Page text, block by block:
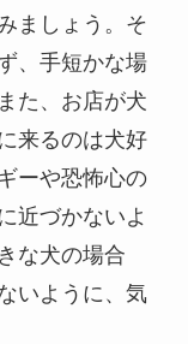
ましょう。そ
、手短かな場
た、お店が犬
来るのは犬好
ーや恐怖心の
近づかないよ
な犬の場合
いように、気